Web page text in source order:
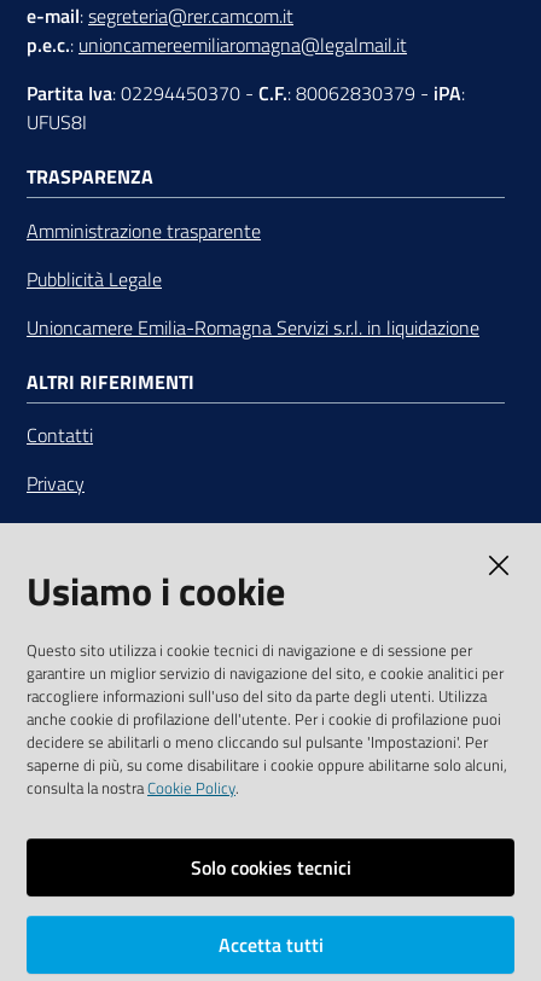
e-mail:segreteria@rer.camcom.it
p.e.c.: unioncamereemiliaromagna@legalmail.it
Partita Iva: 02294450370 - C.F.: 80062830379 - iPA:
UFUS8I
TRASPARENZA
Amministrazione trasparente
Pubblicità Legale
Unioncamere Emilia-Romagna Servizi s.r.l. in liquidazione
ALTRI RIFERIMENTI
Contatti
Privacy
Note legali
Media Policy
SEGUICI SU
YoutubeTwitterLinkedinFacebookInstagram
Vai alla pagina
Area riservata
Dichiarazione di accessibilità
Usiamo i cookie
Questo sito utilizza i cookie tecnici di navigazione e di sessione per
garantire un miglior servizio di navigazione del sito, e cookie analitici per
raccogliere informazioni sull'uso del sito da parte degli utenti. Utilizza
anche cookie di profilazione dell'utente. Per i cookie di profilazione puoi
decidere se abilitarli o meno cliccando sul pulsante 'Impostazioni'. Per
saperne di più, su come disabilitare i cookie oppure abilitarne solo alcuni,
consulta la nostraCookie Policy.
Solo cookies tecnici
Accetta tutti